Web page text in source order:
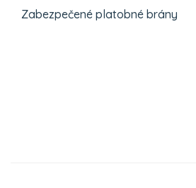
Zabezpečené platobné brány